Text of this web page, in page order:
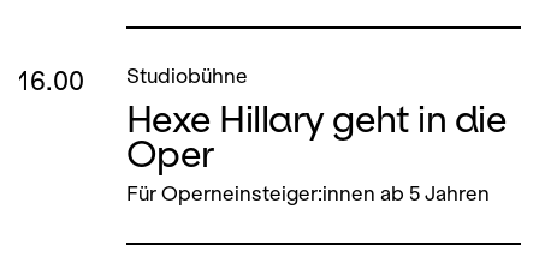
16.00 Studiobühne
Hexe Hillary geht in die
Oper
Für Operneinsteiger:innen ab 5 Jahren